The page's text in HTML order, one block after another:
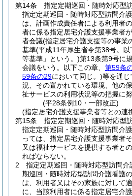
第14条
指定定期巡回・随時対応型
指定定期巡回・随時対応型訪問介
は、計画作成責任者による利用者
者に係る指定居宅介護支援事業者
者会議(指定居宅介護支援等の事業
基準(平成11年厚生省令第38号。
等基準」という。)第13条第9号に
会議をいう。以下この章、 第59条
59条の29において同じ。)等を通じ
況、その置かれている環境、他の
祉サービスの利用状況等の把握に
(平28条例10・一部改正)
(指定居宅介護支援事業者等との連
第15条
指定定期巡回・随時対応型
指定定期巡回・随時対応型訪問介
っては、指定居宅介護支援事業者
又は福祉サービスを提供する者と
ればならない。
2
指定定期巡回・随時対応型訪問
期巡回・随時対応型訪問介護看護
は、利用者又はその家族に対して
に、当該利用者に係る指定居宅介